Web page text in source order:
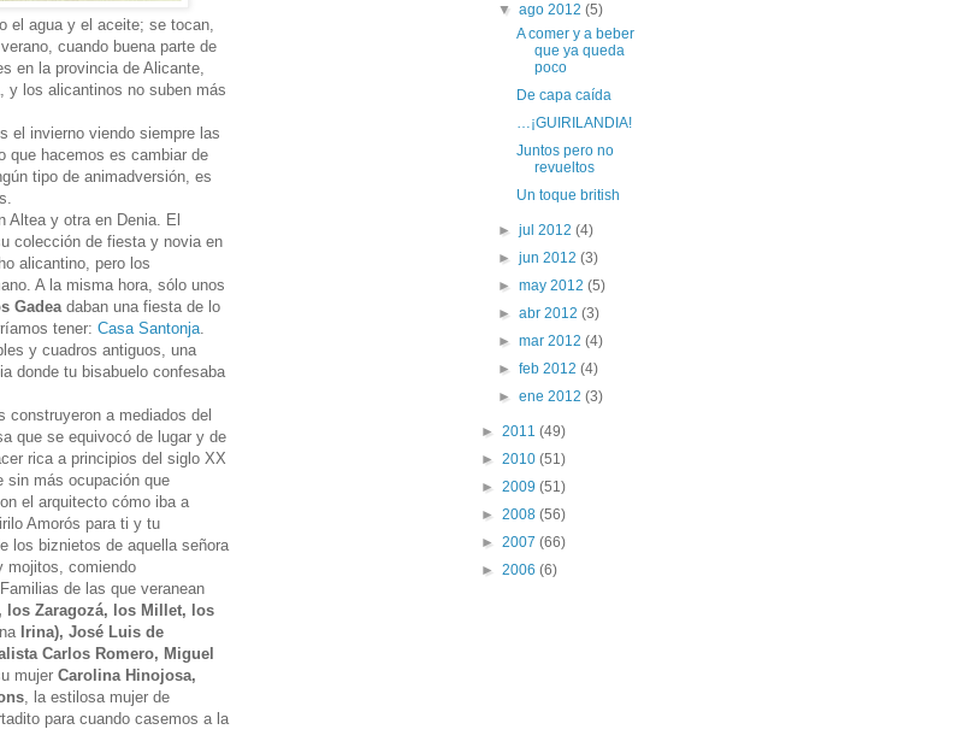
el agua y el aceite; se tocan,
cuando buena parte de
en la provincia de Alicante,
y los alicantinos no suben más
el invierno viendo siempre las
que hacemos es cambiar de
tipo de animadversión, es
Altea y otra en Denia. El
colección de fiesta y novia en
alicantino, pero los
A la misma hora, sólo unos
Gadea daban una fiesta de lo
tener: Casa Santonja
y cuadros antiguos, una
donde tu bisabuelo confesaba
construyeron a mediados del
que se equivocó de lugar y de
rica a principios del siglo XX
sin más ocupación que
el arquitecto cómo iba a
Amorós para ti y tu
los biznietos de aquella señora
mojitos, comiendo
de las que veranean
los Zaragozá, los Millet, los
Irina), José Luis de
Carlos Romero, Miguel
mujer Carolina Hinojosa,
, la estilosa mujer de
para cuando casemos a la
▼ago 2012(5)
A comer y a beber
que ya queda
poco
De capa caída
…¡GUIRILANDIA!
Juntos pero no
revueltos
Un toque british
►jul 2012(4)
►jun 2012(3)
►may 2012(5)
►abr 2012(3)
►mar 2012(4)
►feb 2012(4)
►ene 2012(3)
► 2011 (49)
► 2010 (51)
► 2009 (51)
► 2008 (56)
► 2007 (66)
► 2006 (6)